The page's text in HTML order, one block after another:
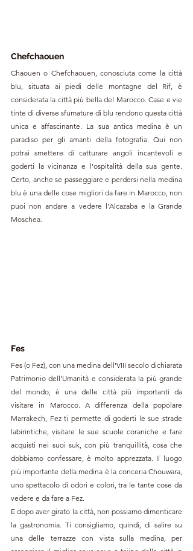
Chefchaouen
Chaouen o Chefchaouen, conosciuta come la città
blu, situata ai piedi delle montagne del Rif, è
considerata la città più bella del Marocco. Case e vie
tinte di diverse sfumature di blu rendono questa città
unica e affascinante. La sua antica medina è un
paradiso per gli amanti della fotografia. Qui non
potrai smettere di catturare angoli incantevoli e
goderti la vicinanza e l'ospitalità della sua gente.
Certo, anche se passeggiare e perdersi nella medina
blu è una delle cose migliori da fare in Marocco, non
puoi non andare a vedere l'Alcazaba e la Grande
Moschea.
Fes
Fes (o Fez), con una medina dell'VIII secolo dichiarata
Patrimonio dell'Umanità e considerata la più grande
del mondo, è una delle città più importanti da
visitare in Marocco. A differenza della popolare
Marrakech, Fez ti permette di goderti le sue strade
labirintiche, visitare le sue scuole coraniche e fare
acquisti nei suoi suk, con più tranquillità, cosa che
dobbiamo confessare, è molto apprezzata. Il luogo
più importante della medina è la conceria Chouwara,
uno spettacolo di odori e colori, tra le tante cose da
vedere e da fare a Fez.
E dopo aver girato la città, non possiamo dimenticare
la gastronomia. Ti consigliamo, quindi, di salire su
una delle terrazze con vista sulla medina, per